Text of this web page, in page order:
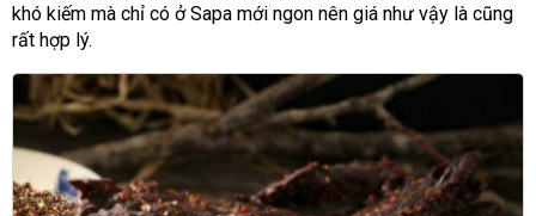
khó kiếm mà chỉ có ở Sapa mới ngon nên giá như vậy là cũng
rất hợp lý.